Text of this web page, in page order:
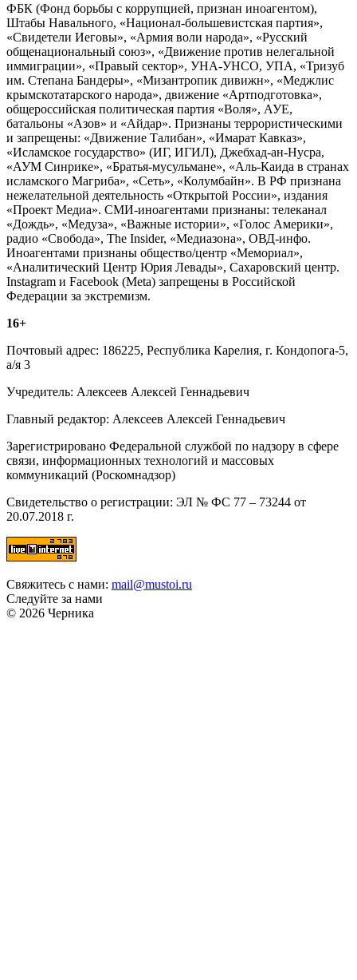
ФБК (Фонд борьбы с коррупцией, признан иноагентом),
Штабы Навального, «Национал-большевистская партия»,
«Свидетели Иеговы», «Армия воли народа», «Русский
общенациональный союз», «Движение против нелегальной
иммиграции», «Правый сектор», УНА-УНСО, УПА, «Тризуб
им. Степана Бандеры», «Мизантропик дивижн», «Меджлис
крымскотатарского народа», движение «Артподготовка»,
общероссийская политическая партия «Воля», АУЕ,
батальоны «Азов» и «Айдар». Признаны террористическими
и запрещены: «Движение Талибан», «Имарат Кавказ»,
«Исламское государство» (ИГ, ИГИЛ), Джебхад-ан-Нусра,
«АУМ Синрике», «Братья-мусульмане», «Аль-Каида в странах
исламского Магриба», «Сеть», «Колумбайн». В РФ признана
нежелательной деятельность «Открытой России», издания
«Проект Медиа». СМИ-иноагентами признаны: телеканал
«Дождь», «Медуза», «Важные истории», «Голос Америки»,
радио «Свобода», The Insider, «Медиазона», ОВД-инфо.
Иноагентами признаны общество/центр «Мемориал»,
«Аналитический Центр Юрия Левады», Сахаровский центр.
Instagram и Facebook (Metа) запрещены в Российской
Федерации за экстремизм.
16+
Почтовый адрес: 186225, Республика Карелия, г. Кондопога-5,
а/я 3
Учредитель: Алексеев Алексей Геннадьевич
Главный редактор: Алексеев Алексей Геннадьевич
Зарегистрировано Федеральной службой по надзору в сфере
связи, информационных технологий и массовых
коммуникаций (Роскомнадзор)
Свидетельство о регистрации: ЭЛ № ФС 77 – 73244 от
20.07.2018 г.
Свяжитесь с нами: mail@mustoi.ru
Следуйте за нами
© 2026 Черника